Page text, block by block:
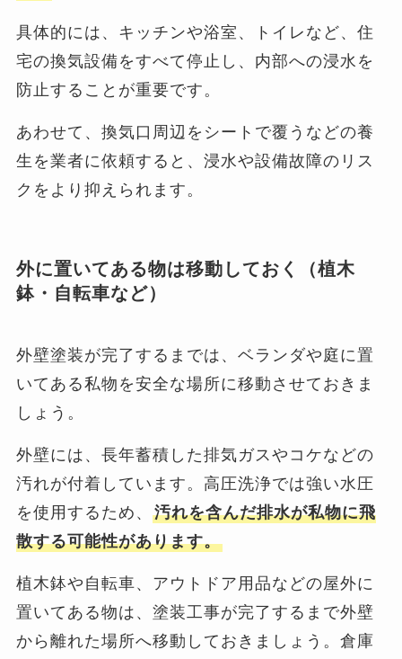
具体的には、キッチンや浴室、トイレなど、住
宅の換気設備をすべて停止し、内部への浸水を
防止することが重要です。
あわせて、換気口周辺をシートで覆うなどの養
生を業者に依頼すると、浸水や設備故障のリス
クをより抑えられます。
外に置いてある物は移動しておく（植木
鉢・自転車など）
外壁塗装が完了するまでは、ベランダや庭に置
いてある私物を安全な場所に移動させておきま
しょう。
外壁には、長年蓄積した排気ガスやコケなどの
汚れが付着しています。高圧洗浄では強い水圧
を使用するため、汚れを含んだ排水が私物に飛
散する可能性があります。
植木鉢や自転車、アウトドア用品などの屋外に
置いてある物は、塗装工事が完了するまで外壁
から離れた場所へ移動しておきましょう。倉庫